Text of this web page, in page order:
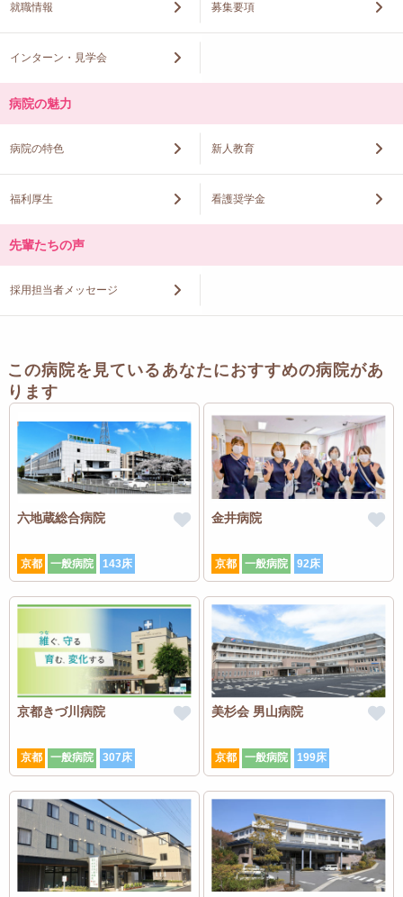
就職情報 募集要項
インターン・見学会
病院の魅力
病院の特色 新人教育
福利厚生 看護奨学金
先輩たちの声
採用担当者メッセージ
この病院を見ているあなたにおすすめの病院があ
ります
六地蔵総合病院
京都 一般病院 143床
金井病院
京都 一般病院 92床
京都きづ川病院
京都 一般病院 307床
美杉会 男山病院
京都 一般病院 199床